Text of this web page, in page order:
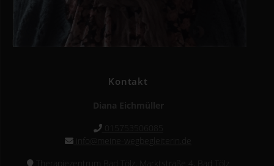
Kontakt
015753506085
info@meine-wegbegleiterin.de
Therapiezentrum Bad Tölz, Marktstraße 4, Bad Tölz